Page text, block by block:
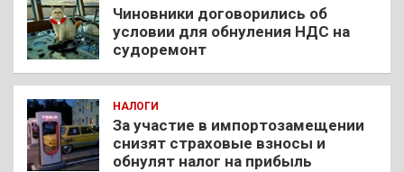
Чиновники договорились об
условии для обнуления НДС на
судоремонт
НАЛОГИ
За участие в импортозамещении
снизят страховые взносы и
обнулят налог на прибыль